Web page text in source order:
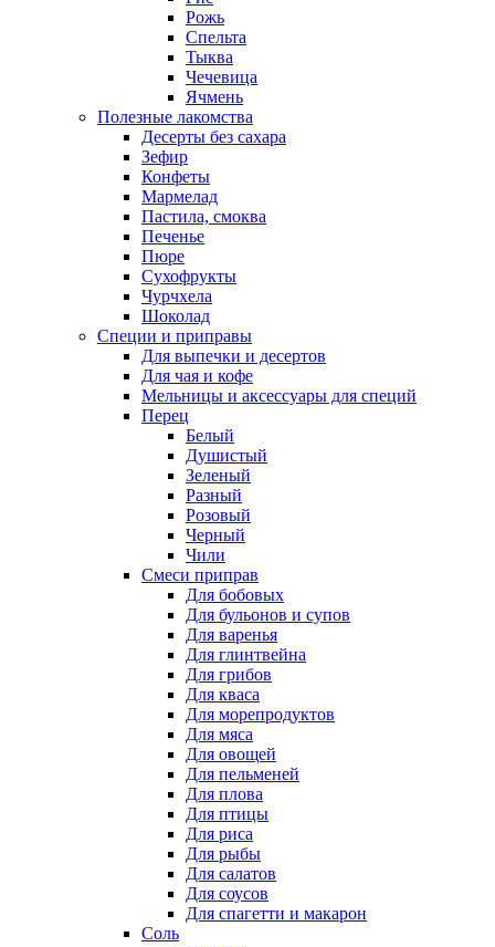
Рожь
Спельта
Тыква
Чечевица
Ячмень
Полезные лакомства
Десерты без сахара
Зефир
Конфеты
Мармелад
Пастила, смоква
Печенье
Пюре
Сухофрукты
Чурчхела
Шоколад
Специи и приправы
Для выпечки и десертов
Для чая и кофе
Мельницы и аксессуары для специй
Перец
Белый
Душистый
Зеленый
Разный
Розовый
Черный
Чили
Смеси приправ
Для бобовых
Для бульонов и супов
Для варенья
Для глинтвейна
Для грибов
Для кваса
Для морепродуктов
Для мяса
Для овощей
Для пельменей
Для плова
Для птицы
Для риса
Для рыбы
Для салатов
Для соусов
Для спагетти и макарон
Соль